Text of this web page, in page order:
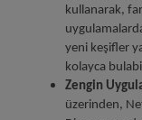
kullanarak,
yeni keşifler
kolayca
Zengin
üzerinden,